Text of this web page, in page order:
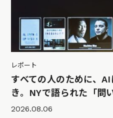
レポート
すべての人のために、
き。NYで語られた「問
2026.08.06